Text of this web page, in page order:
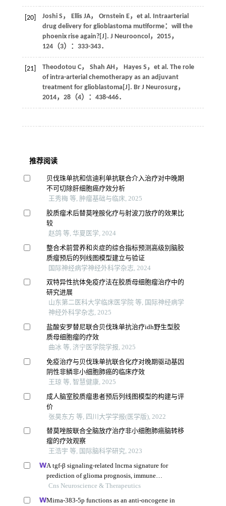
[20] Joshi S ， Ellis JA， Ornstein E， et al . Intraarterial
drug delivery for glioblastoma mutiforme：will the
phoenix rise again?[J]. J Neurooncol ， 2015，
124（3）：333-343．
[21] Theodotou C， Shah AH ， Hayes S ， et al . The role
of intra-arterial chemotherapy as an adjuvant
treatment for glioblastoma[J]. Br J Neurosurg，
2014， 28（4）：438-446．